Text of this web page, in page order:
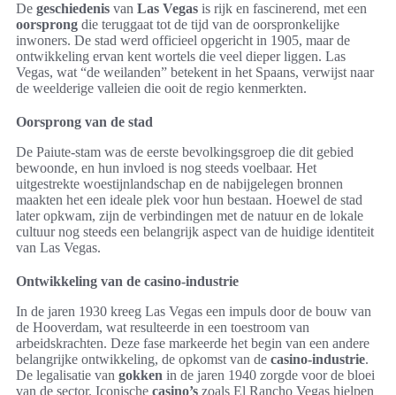
De geschiedenis van Las Vegas is rijk en fascinerend, met een
oorsprong die teruggaat tot de tijd van de oorspronkelijke
inwoners. De stad werd officieel opgericht in 1905, maar de
ontwikkeling ervan kent wortels die veel dieper liggen. Las
Vegas, wat “de weilanden” betekent in het Spaans, verwijst naar
de weelderige valleien die ooit de regio kenmerkten.
Oorsprong van de stad
De Paiute-stam was de eerste bevolkingsgroep die dit gebied
bewoonde, en hun invloed is nog steeds voelbaar. Het
uitgestrekte woestijnlandschap en de nabijgelegen bronnen
maakten het een ideale plek voor hun bestaan. Hoewel de stad
later opkwam, zijn de verbindingen met de natuur en de lokale
cultuur nog steeds een belangrijk aspect van de huidige identiteit
van Las Vegas.
Ontwikkeling van de casino-industrie
In de jaren 1930 kreeg Las Vegas een impuls door de bouw van
de Hooverdam, wat resulteerde in een toestroom van
arbeidskrachten. Deze fase markeerde het begin van een andere
belangrijke ontwikkeling, de opkomst van de casino-industrie.
De legalisatie van gokken in de jaren 1940 zorgde voor de bloei
van de sector. Iconische casino’s zoals El Rancho Vegas hielpen